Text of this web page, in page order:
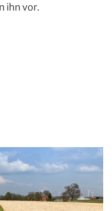
ihn vor.